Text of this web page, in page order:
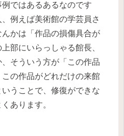
ではあるあるなのです
例えば美術館の学芸員さ
かは「作品の損傷具合が
部にいらっしゃる館長、
そういう方が「この作品
の作品がどれだけの来館
うことで、修復ができな
あります。